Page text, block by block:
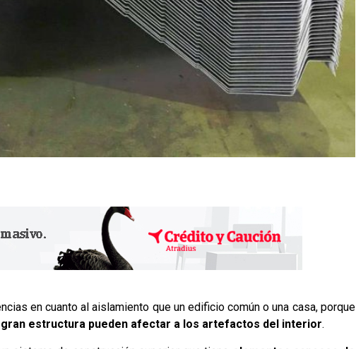
en cuanto al aislamiento que un edificio común o una casa, porque
estructura pueden afectar a los artefactos del interior.